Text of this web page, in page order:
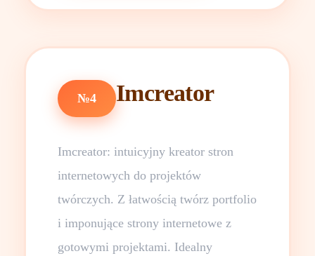
№4 Imcreator
Imcreator: intuicyjny kreator stron
internetowych do projektów
twórczych. Z łatwością twórz portfolio
i imponujące strony internetowe z
gotowymi projektami. Idealny